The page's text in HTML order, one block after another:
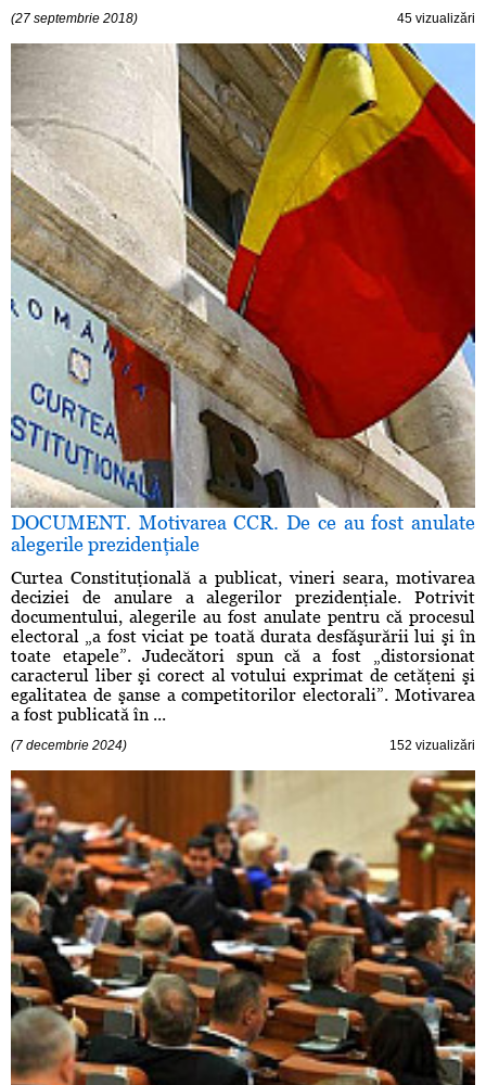
(27 septembrie 2018) 45 vizualizări
DOCUMENT. Motivarea CCR. De ce au fost anulate
alegerile prezidenţiale
Curtea Constituţională a publicat, vineri seara, motivarea
deciziei de anulare a alegerilor prezidenţiale. Potrivit
documentului, alegerile au fost anulate pentru că procesul
electoral „a fost viciat pe toată durata desfăşurării lui şi în
toate etapele”. Judecători spun că a fost „distorsionat
caracterul liber şi corect al votului exprimat de cetăţeni şi
egalitatea de şanse a competitorilor electorali”. Motivarea
a fost publicată în ...
(7 decembrie 2024) 152 vizualizări